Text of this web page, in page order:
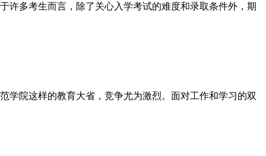
许多考生而言，除了关心入学考试的难度和录取条件外，期
学院这样的教育大省，竞争尤为激烈。面对工作和学习的双